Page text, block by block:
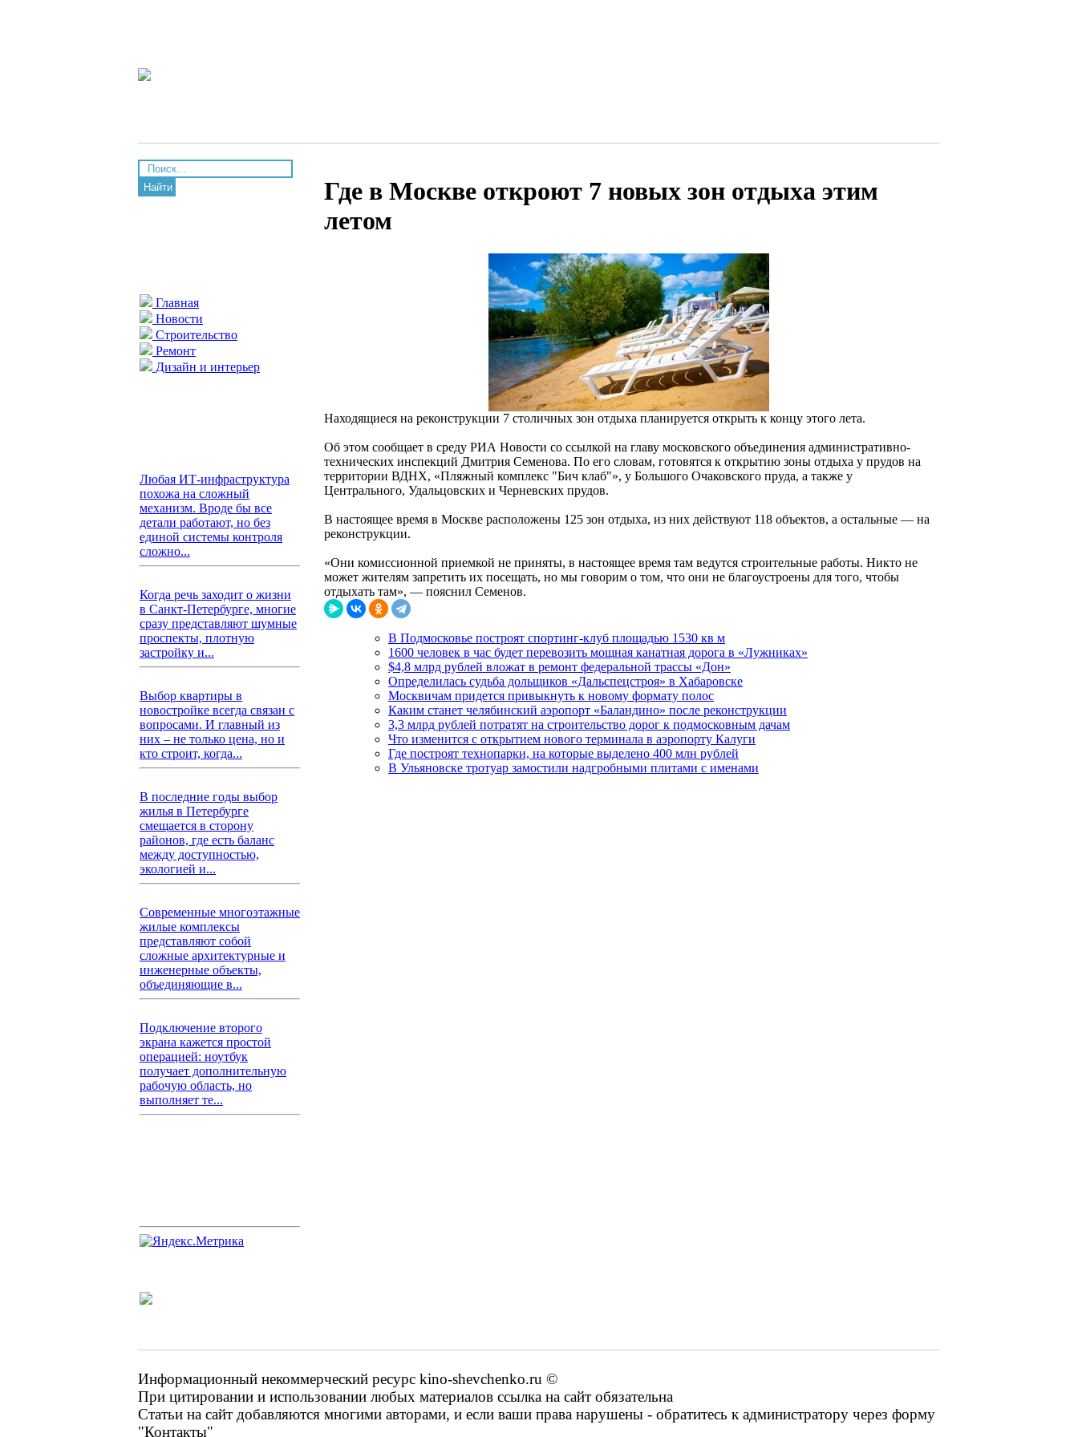
Найти
Главная
Новости
Строительство
Ремонт
Дизайн и интерьер
Любая ИТ-инфраструктура
похожа на сложный
механизм. Вроде бы все
детали работают, но без
единой системы контроля
сложно...
Когда речь заходит о жизни
в Санкт-Петербурге, многие
сразу представляют шумные
проспекты, плотную
застройку и...
Выбор квартиры в
новостройке всегда связан с
вопросами. И главный из
них – не только цена, но и
кто строит, когда...
В последние годы выбор
жилья в Петербурге
смещается в сторону
районов, где есть баланс
между доступностью,
экологией и...
Современные многоэтажные
жилые комплексы
представляют собой
сложные архитектурные и
инженерные объекты,
объединяющие в...
Подключение второго
экрана кажется простой
операцией: ноутбук
получает дополнительную
рабочую область, но
выполняет те...
Где в Москве откроют 7 новых зон отдыха этим
летом
Находящиеся на реконструкции 7 столичных зон отдыха планируется открыть к концу этого лета.
Об этом сообщает в среду РИА Новости со ссылкой на главу московского объединения административно-
технических инспекций Дмитрия Семенова. По его словам, готовятся к открытию зоны отдыха у прудов на
территории ВДНХ, «Пляжный комплекс "Бич клаб"», у Большого Очаковского пруда, а также у
Центрального, Удальцовских и Черневских прудов.
В настоящее время в Москве расположены 125 зон отдыха, из них действуют 118 объектов, а остальные — на
реконструкции.
«Они комиссионной приемкой не приняты, в настоящее время там ведутся строительные работы. Никто не
может жителям запретить их посещать, но мы говорим о том, что они не благоустроены для того, чтобы
отдыхать там», — пояснил Семенов.
В Подмосковье построят спортинг-клуб площадью 1530 кв м
1600 человек в час будет перевозить мощная канатная дорога в «Лужниках»
$4,8 млрд рублей вложат в ремонт федеральной трассы «Дон»
Определилась судьба дольщиков «Дальспецстроя» в Хабаровске
Москвичам придется привыкнуть к новому формату полос
Каким станет челябинский аэропорт «Баландино» после реконструкции
3,3 млрд рублей потратят на строительство дорог к подмосковным дачам
Что изменится с открытием нового терминала в аэропорту Калуги
Где построят технопарки, на которые выделено 400 млн рублей
В Ульяновске тротуар замостили надгробными плитами с именами
Информационный некоммерческий ресурс kino-shevchenko.ru ©
При цитировании и использовании любых материалов ссылка на сайт обязательна
Статьи на сайт добавляются многими авторами, и если ваши права нарушены - обратитесь к администратору через форму
"Контакты"